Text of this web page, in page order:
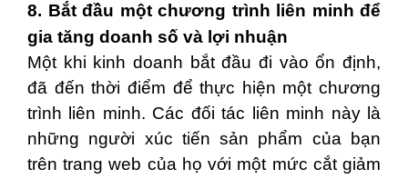
8. Bắt đầu một chương trình liên minh để
gia tăng doanh số và lợi nhuận
Một khi kinh doanh bắt đầu đi vào ổn định,
đã đến thời điểm để thực hiện một chương
trình liên minh. Các đối tác liên minh này là
những người xúc tiến sản phẩm của bạn
trên trang web của họ với một mức cắt giảm